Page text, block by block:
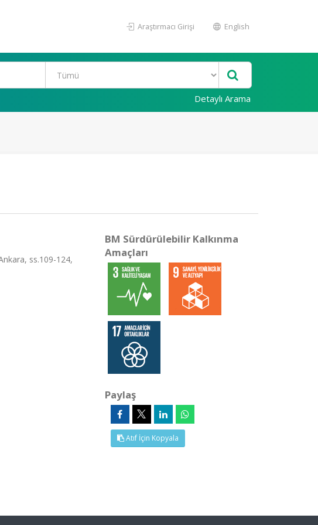
Araştırmacı Girişi English
Detaylı Arama
ss.109-124,
BM Sürdürülebilir Kalkınma
Amaçları
Paylaş
Atıf İçin Kopyala